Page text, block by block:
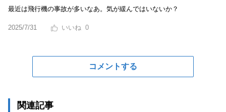
最近は飛行機の事故が多いなあ。気が緩んではいないか？
2025/7/31 0
コメントする
関連記事